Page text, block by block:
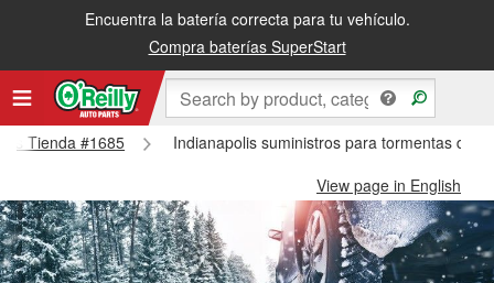
Encuentra la batería correcta para tu vehículo.
Compra baterías SuperStart
Tienda #1685
Indianapolis suministros para tormentas de
View page in English